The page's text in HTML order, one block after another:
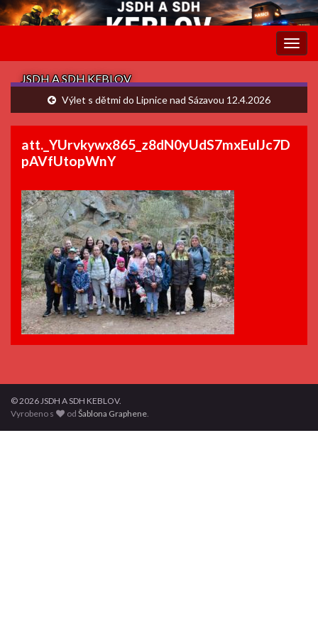
JSDH A SDH KEBLOV
Výlet s dětmi do Lipnice nad Sázavou 12.4.2026
att._YUrvkywx865_z8dN0yUdS7mxEulJc7D
pAVfUtopWnY
© 2026 JSDH A SDH KEBLOV.
Vyrobeno s
odŠablona Graphene